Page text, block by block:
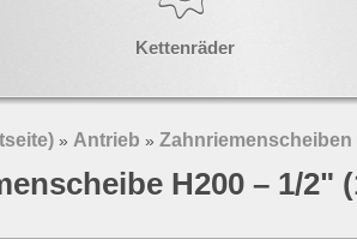
Kettenräder
» Antrieb » Zahnriemenscheiben
H200 – 1/2"